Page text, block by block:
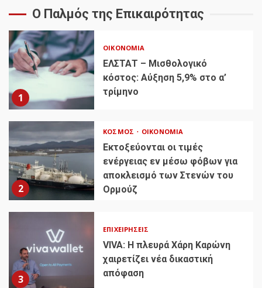
Ο Παλμός της Επικαιρότητας
1
ΟΙΚΟΝΟΜΊΑ
ΕΛΣΤΑΤ – Μισθολογικό
κόστος: Αύξηση 5,9% στο α’
τρίμηνο
2
ΚΌΣΜΟΣ ΟΙΚΟΝΟΜΊΑ
Εκτοξεύονται οι τιμές
ενέργειας εν μέσω φόβων για
αποκλεισμό των Στενών του
Ορμούζ
3
ΕΠΙΧΕΙΡΉΣΕΙΣ
VIVA: Η πλευρά Χάρη Καρώνη
χαιρετίζει νέα δικαστική
απόφαση